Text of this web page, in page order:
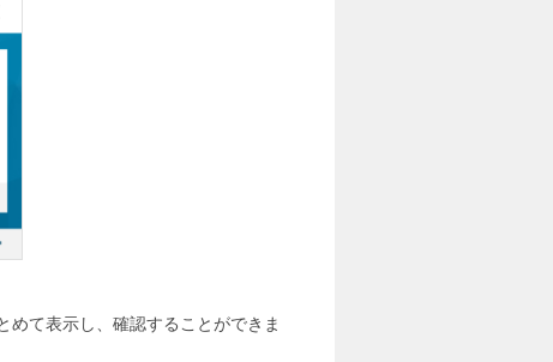
て表示し、確認することができま